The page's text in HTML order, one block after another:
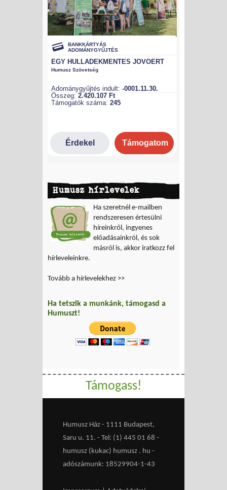
Humusz hírlevelek
Ha szeretnél e-mailben
rendszeresen értesülni
híreinkről, ingyenes
előadásainkról, és sok
másról is, akkor iratkozz fel
hírleveleinkre.
Tovább a hírlevelekhez >>
Ha tetszik a munkánk, támogasd a
Humuszt!
Támogass!
Humusz Ház - 1111 Budapest,
Saru u. 11. - Tel: (1) 445 01 68 -
humusz (kukac) humusz . hu -
adószámunk: 18529904-1-43